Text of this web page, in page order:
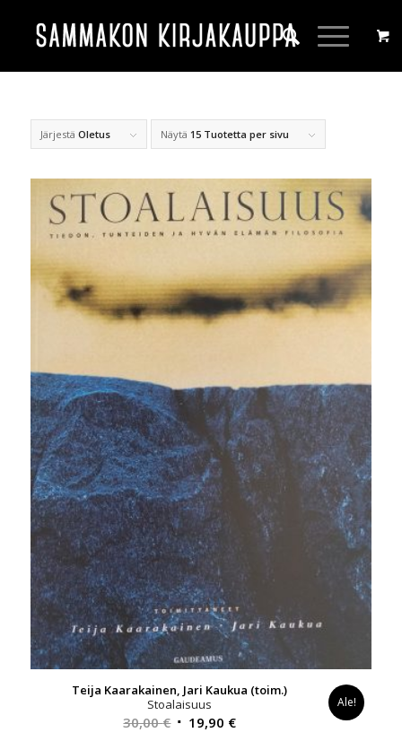
Järjestä Oletus Näytä 15 Tuotetta per sivu
Teija Kaarakainen, Jari Kaukua (toim.)
Stoalaisuus
30,00€ Alkuperäinen
19,90 €Nykyinen
Ale!